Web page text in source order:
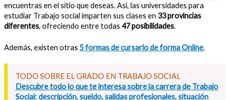
encuentras en el sitio que deseas. Así, las universidades para
estudiar Trabajo social imparten sus clases en 33 provincias
diferentes, ofreciendo entre todas 47 posibilidades.
Además, existen otras 5 formas de cursarlo de forma Online.
TODO SOBRE EL GRADO EN TRABAJO SOCIAL
Descubre todo lo que te interesa sobre la carrera de Trabajo
Social: descripción, sueldo, salidas profesionales, situación